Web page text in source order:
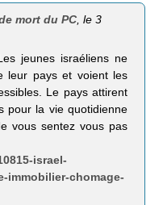
mort du PC , le 3
jeunes israéliens ne
leur pays et voient les
Le pays attirent
pour la vie quotidienne
vous sentez vous pas
israel-
immobilier-chomage-